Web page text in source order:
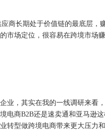
长期处于价值链的最底层，
市场定位，很容易在跨境市场
，其实在我的一线调研来看
电商B2B还是速卖通和亚马逊
转型做跨境电商带来更大压力和